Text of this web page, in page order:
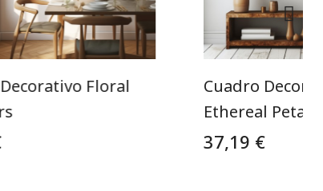
Floral
Cuadro
Ethereal Petals
37,19 €